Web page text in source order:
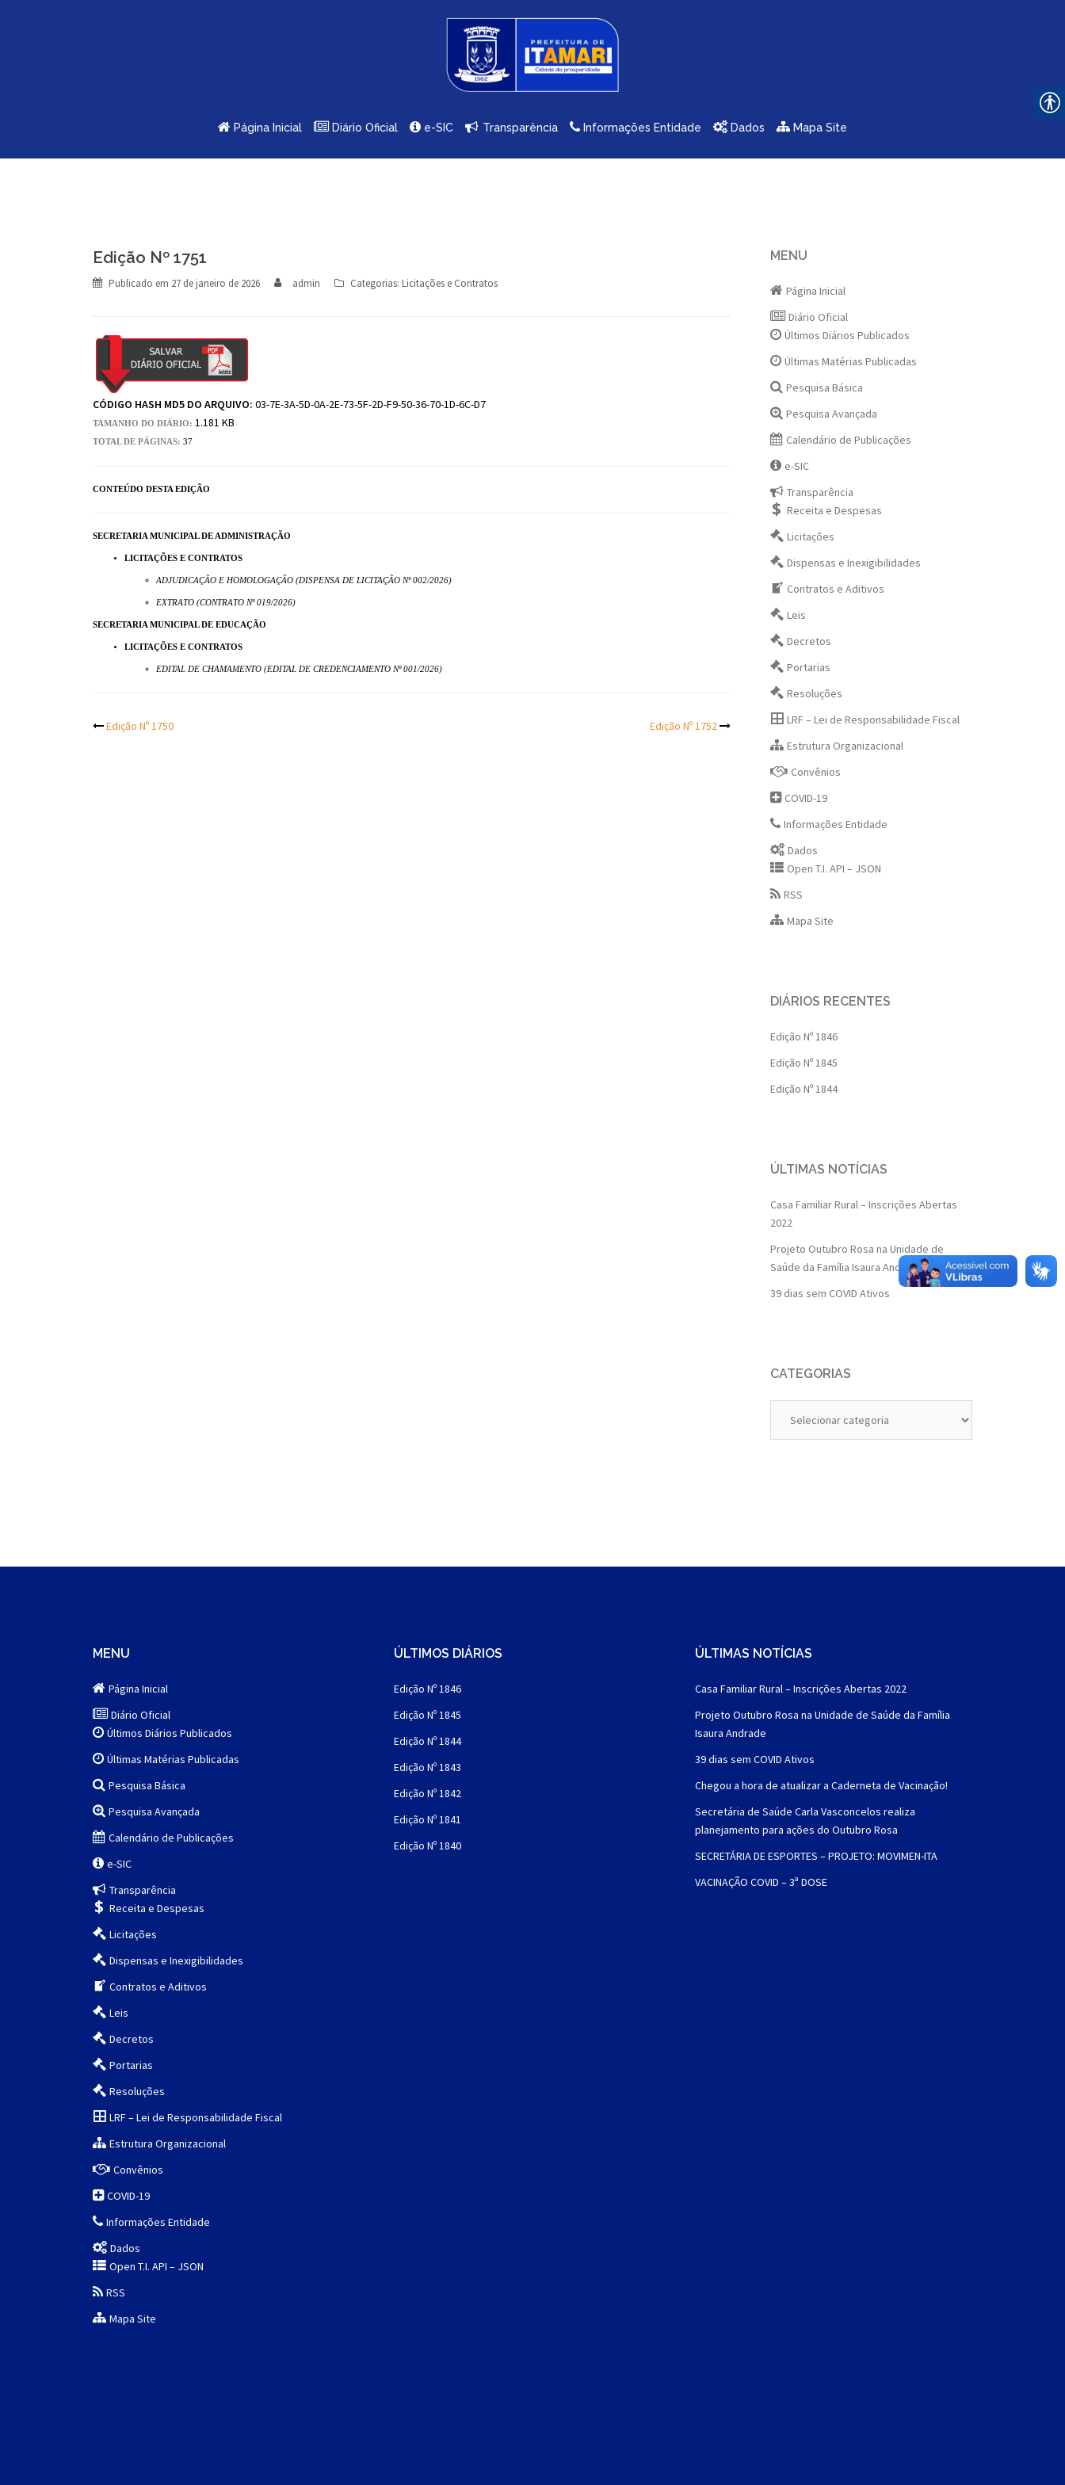
Página Inicial Diário Oficial e-SIC Transparência Informações Entidade Dados Mapa Site
Edição Nº 1751
Publicado em 27 de janeiro de 2026 admin Categorias: Licitações e Contratos
CÓDIGO HASH MD5 DO ARQUIVO: 03-7E-3A-5D-0A-2E-73-5F-2D-F9-50-36-70-1D-6C-D7
TAMANHO DO DIÁRIO: 1.181 KB
TOTAL DE PÁGINAS: 37
CONTEÚDO DESTA EDIÇÃO
SECRETARIA MUNICIPAL DE ADMINISTRAÇÃO
LICITAÇÕES E CONTRATOS
ADJUDICAÇÃO E HOMOLOGAÇÃO (DISPENSA DE LICITAÇÃO Nº 002/2026)
EXTRATO (CONTRATO Nº 019/2026)
SECRETARIA MUNICIPAL DE EDUCAÇÃO
LICITAÇÕES E CONTRATOS
EDITAL DE CHAMAMENTO (EDITAL DE CREDENCIAMENTO Nº 001/2026)
Post
Edição Nº 1750 Edição Nº 1752
MENU
Página Inicial
Diário Oficial
Últimos Diários Publicados
Últimas Matérias Publicadas
Pesquisa Básica
Pesquisa Avançada
Calendário de Publicações
e-SIC
Transparência
Receita e Despesas
Licitações
Dispensas e Inexigibilidades
Contratos e Aditivos
Leis
Decretos
Portarias
Resoluções
LRF – Lei de Responsabilidade Fiscal
Estrutura Organizacional
Convênios
COVID-19
Informações Entidade
Dados
Open T.I. API – JSON
RSS
Mapa Site
DIÁRIOS RECENTES
Edição Nº 1846
Edição Nº 1845
Edição Nº 1844
ÚLTIMAS NOTÍCIAS
Casa Familiar Rural – Inscrições Abertas
2022
Projeto Outubro Rosa na Unidade de
Saúde da Família Isaura Andrade
39 dias sem COVID Ativos
CATEGORIAS
MENU
Página Inicial
Diário Oficial
Últimos Diários Publicados
Últimas Matérias Publicadas
Pesquisa Básica
Pesquisa Avançada
Calendário de Publicações
e-SIC
Transparência
Receita e Despesas
Licitações
Dispensas e Inexigibilidades
Contratos e Aditivos
Leis
Decretos
Portarias
Resoluções
LRF – Lei de Responsabilidade Fiscal
Estrutura Organizacional
Convênios
COVID-19
Informações Entidade
Dados
Open T.I. API – JSON
RSS
Mapa Site
ÚLTIMOS DIÁRIOS
Edição Nº 1846
Edição Nº 1845
Edição Nº 1844
Edição Nº 1843
Edição Nº 1842
Edição Nº 1841
Edição Nº 1840
ÚLTIMAS NOTÍCIAS
Casa Familiar Rural – Inscrições Abertas 2022
Projeto Outubro Rosa na Unidade de Saúde da Família
Isaura Andrade
39 dias sem COVID Ativos
Chegou a hora de atualizar a Caderneta de Vacinação!
Secretária de Saúde Carla Vasconcelos realiza
planejamento para ações do Outubro Rosa
SECRETÁRIA DE ESPORTES – PROJETO: MOVIMEN-ITA
VACINAÇÃO COVID – 3ª DOSE